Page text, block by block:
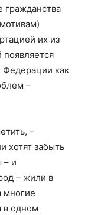
гражданства
их из
Федерации как
–
–
хотят забыть
– и
– жили в
многие
в одном